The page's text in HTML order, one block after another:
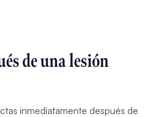
de una lesión
inmediatamente después de